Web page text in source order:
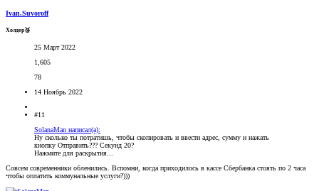
Ivan.Suvoroff
Холдер🥉
25 Март 2022
1,605
78
14 Ноябрь 2022
#11
SolanaMan написал(а):
Ну сколько ты потратишь, чтобы скопировать и ввести адрес, сумму и нажать
кнопку Отправить??? Секунд 20?
Нажмите для раскрытия...
Совсем современники обленились. Вспомни, когда приходилось в кассе Сбербанка стоять по 2 часа
чтобы оплатить коммунальные услуги?)))